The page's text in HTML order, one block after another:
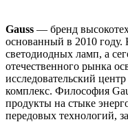
Gauss — бренд
основанный в 2010 году.
светодиодных ламп, а
отечественного рынка
исследовательский
комплекс. Философия
продукты на стыке
передовых технологий,